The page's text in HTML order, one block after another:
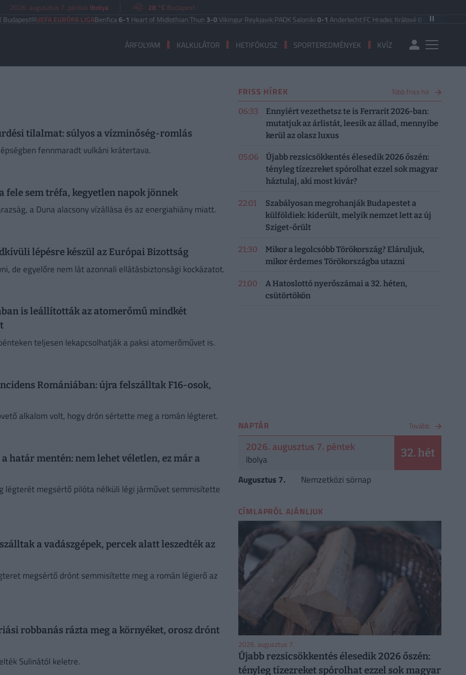
2026. augusztus 7. péntek Ibolya 28 °C Budapest
UEFA EURÓPA LIGABenfica6-1Heart of Midlothian|Thun3-0Vikingur Reykjavik|PAOK Saloniki0-1Anderlecht|FC Hradec Králové0-1Besiktas JK
ÁRFOLYAM KALKULÁTOR HETIFÓKUSZ SPORTEREDMÉNYEK KVÍZ
tilalmat: súlyos a vízminőség-romlás
fennmaradt vulkáni krátertava.
sem tréfa, kegyetlen napok jönnek
a Duna alacsony vízállása és az energiahiány miatt.
lépésre készül az Európai Bizottság
de egyelőre nem lát azonnali ellátásbiztonsági kockázatot.
is leállították az atomerőmű mindkét
teljesen lekapcsolhatják a paksi atomerőművet is.
Romániában: újra felszálltak F16-osok,
alkalom volt, hogy drón sértette meg a román légteret.
határ mentén: nem lehet véletlen, ez már a
légterét megsértő pilóta nélküli légi járművet semmisítette
a vadászgépek, percek alatt leszedték az
megsértő drónt semmisítette meg a román légierő az
robbanás rázta meg a környéket, orosz drónt
Sulinától keletre.
FRISS HÍREK Több friss hír
06:33
Ennyiért vezethetsz te is Ferrarit 2026-ban:
mutatjuk az árlistát, leesik az állad, mennyibe
kerül az olasz luxus
05:06
Újabb rezsicsökkentés élesedik 2026 őszén:
tényleg tízezreket spórolhat ezzel sok magyar
háztulaj, aki most kivár?
22:01
Szabályosan megrohanják Budapestet a
külföldiek: kiderült, melyik nemzet lett az új
Sziget-őrült
21:30
Mikor a legolcsóbb Törökország? Eláruljuk,
mikor érdemes Törökországba utazni
21:00
A Hatoslottó nyerőszámai a 32. héten,
csütörtökön
NAPTÁR Tovább
2026. augusztus 7. péntek
Ibolya 32. hét
Augusztus 7. Nemzetközi sörnap
CÍMLAPRÓL AJÁNLJUK
2026. augusztus 7.
Újabb rezsicsökkentés élesedik 2026 őszén:
tényleg tízezreket spórolhat ezzel sok magyar